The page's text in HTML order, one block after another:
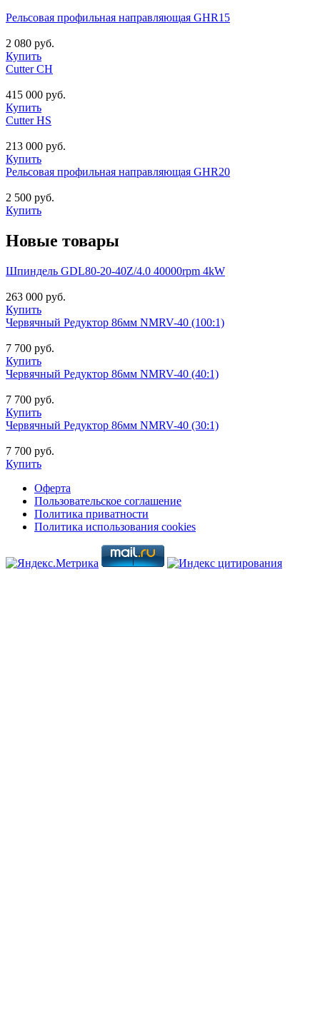
Рельсовая профильная направляющая GHR15
2 080 руб.
Купить
Cutter CH
415 000 руб.
Купить
Cutter HS
213 000 руб.
Купить
Рельсовая профильная направляющая GHR20
2 500 руб.
Купить
Новые товары
Шпиндель GDL80-20-40Z/4.0 40000rpm 4kW
263 000 руб.
Купить
Червячный Редуктор 86мм NMRV-40 (100:1)
7 700 руб.
Купить
Червячный Редуктор 86мм NMRV-40 (40:1)
7 700 руб.
Купить
Червячный Редуктор 86мм NMRV-40 (30:1)
7 700 руб.
Купить
Оферта
Пользовательское соглашение
Политика приватности
Политика использования cookies